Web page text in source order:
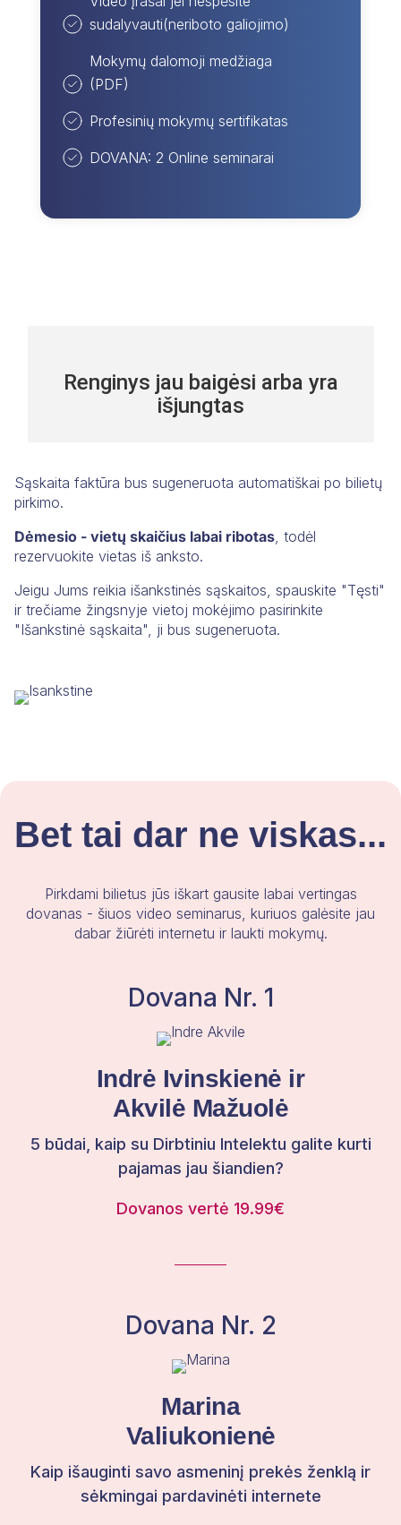
sudalyvauti(neriboto galiojimo)
Mokymų dalomoji medžiaga
(PDF)
Profesinių mokymų sertifikatas
DOVANA: 2 Online seminarai
Sąskaita faktūra bus sugeneruota automatiškai po bilietų
pirkimo.
Dėmesio - vietų skaičius labai ribotas, todėl
rezervuokite vietas iš anksto.
Jeigu Jums reikia išankstinės sąskaitos, spauskite "Tęsti"
ir trečiame žingsnyje vietoj mokėjimo pasirinkite
"Išankstinė sąskaita", ji bus sugeneruota.
Bet tai dar ne viskas...
Pirkdami bilietus jūs iškart gausite labai vertingas
dovanas - šiuos video seminarus, kuriuos galėsite jau
dabar žiūrėti internetu ir laukti mokymų.
Dovana Nr. 1
Indrė Ivinskienė ir
Akvilė Mažuolė
5 būdai, kaip su Dirbtiniu Intelektu galite kurti
pajamas jau šiandien?
Dovanos vertė 19.99€
Dovana Nr. 2
​Marina
Valiukonienė
Kaip išauginti savo asmeninį prekės ženklą ir
sėkmingai pardavinėti internete